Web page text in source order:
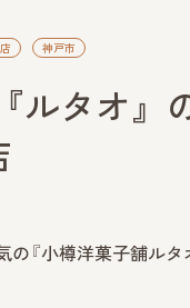
神戸市
ルタオ』
『小樽洋菓子舗ルタ